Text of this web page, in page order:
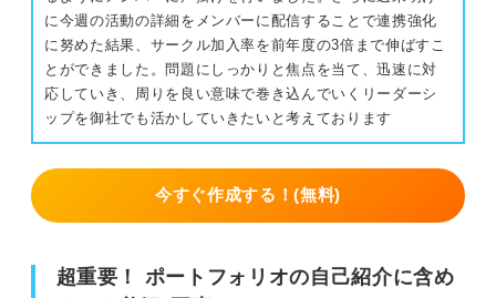
に今週の活動の詳細をメンバーに配信することで連携強化
に努めた結果、サークル加入率を前年度の3倍まで伸ばすこ
とができました。問題にしっかりと焦点を当て、迅速に対
応していき、周りを良い意味で巻き込んでいくリーダーシ
ップを御社でも活かしていきたいと考えております
今すぐ作成する！(無料)
超重要！ ポートフォリオの自己紹介に含め